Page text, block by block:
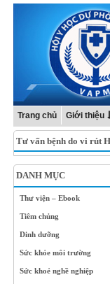
Trang chủ Giới thiệu
Tư vấn bệnh do vi rút
DANH MỤC
Thư viện – Ebook
Tiêm chủng
Dinh dưỡng
Sức khỏe môi trường
Sức khoẻ nghề nghiệp